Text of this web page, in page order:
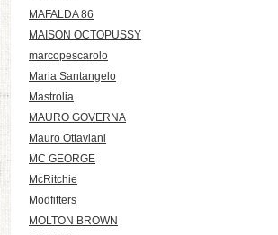
MAFALDA 86
MAISON OCTOPUSSY
marcopescarolo
Maria Santangelo
Mastrolia
MAURO GOVERNA
Mauro Ottaviani
MC GEORGE
McRitchie
Modfitters
MOLTON BROWN